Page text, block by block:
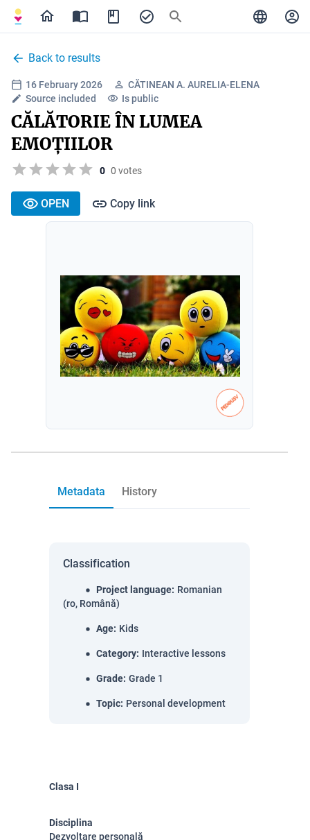
Back to results
16 February 2026
CĂTINEAN A. AURELIA-ELENA
Source included
Is public
CĂLĂTORIE ÎN LUMEA
EMOȚIILOR
0 0 votes
OPEN Copy link
Metadata History
Classification
Project language: Romanian
(ro, Română)
Age: Kids
Category: Interactive lessons
Grade: Grade 1
Topic: Personal development
Clasa I
Disciplina
Dezvoltare personală